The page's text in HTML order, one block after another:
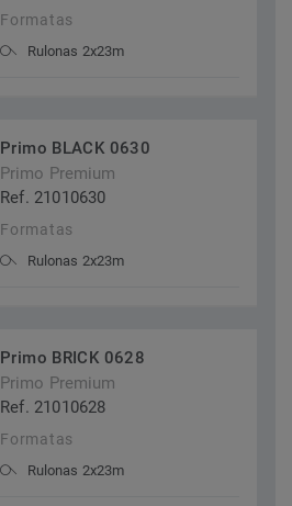
Formatas
Rulonas 2x23m
Primo BLACK 0630
Primo Premium
Ref. 21010630
Formatas
Rulonas 2x23m
Primo BRICK 0628
Primo Premium
Ref. 21010628
Formatas
Rulonas 2x23m